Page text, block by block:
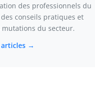
des professionnels du
conseils pratiques et
du secteur.
→